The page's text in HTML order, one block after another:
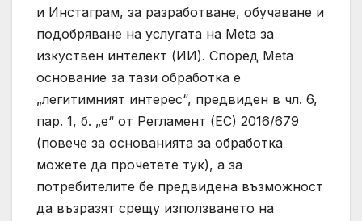
и Инстаграм, за разработване, обучаване и
подобряване на услугата на Meta за
изкуствен интелект (ИИ). Според Meta
основание за тази обработка е
„легитимният интерес“, предвиден в чл. 6,
пар. 1, б. „е“ от Регламент (ЕС) 2016/679
(повече за основанията за обработка
можете да прочетете тук), а за
потребителите бе предвидена възможност
да възразят срещу използването на